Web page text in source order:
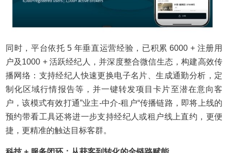
同时，平台依托 5 年垂直运营经验，已积累 6000 + 注册用
户及1000 + 活跃经纪人，并深度整合微信生态，构建高效传
播网络：支持经纪人快速更换电子名片、生成通勤分析，定
制化区域行情报告等，并一键转发项目卡片至潜在意向客
户，该模式有效打通”业主-中介-租户“传播链路，即将上线的
预约带看工具还将进一步支持经纪人或租户线上直约，更便
捷，更精准的触达目标客群。